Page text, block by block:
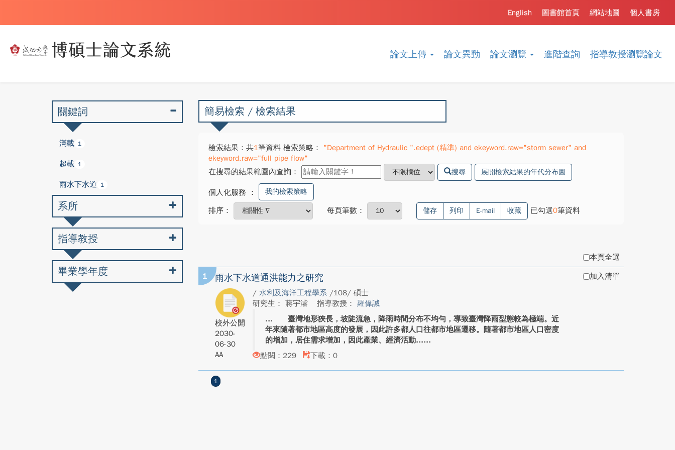
論文上傳 論文異動 論文瀏覽 進階查詢 指導教授瀏覽論文
個人書房
網站地圖
圖書館首頁
English
簡易檢索 / 檢索結果
檢索結果：共1筆資料 檢索策略：
"Department of Hydraulic ".edept (精準) and ekeyword.raw="storm sewer" and
ekeyword.raw="full pipe flow"
在搜尋的結果範圍內查詢：
搜尋 展開檢索結果的年代分布圖
個人化服務 ： 我的檢索策略
排序： 每頁筆數： 儲存 列印 E-mail 收藏 已勾選0筆資料
本頁全選
1 雨水下水道通洪能力之研究
校外公開
2030-
06-30
AA
/ 水利及海洋工程學系 /108/ 碩士
研究生： 蔣宇濬
指導教授： 羅偉誠
臺灣地形狹長，坡陡流急，降雨時間分布不均勻，導致臺灣降雨型態較為極端。近
年來隨著都市地區高度的發展，因此許多都人口往都市地區遷移。隨著都市地區人口密度
的增加，居住需求增加，因此產業、經濟活動...
點閱：229
下載：0
加入清單
1
關鍵詞
滿載 1
超載 1
雨水下水道 1
系所
指導教授
畢業學年度